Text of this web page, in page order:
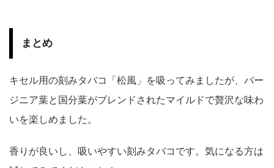
まとめ
キセル用の刻みタバコ「松風」を吸ってみましたが、バー
ジニア葉と国分葉がブレンドされたマイルドで贅沢な味わ
いを楽しめました。
香りが良いし、吸いやすい刻みタバコです。気になる方は